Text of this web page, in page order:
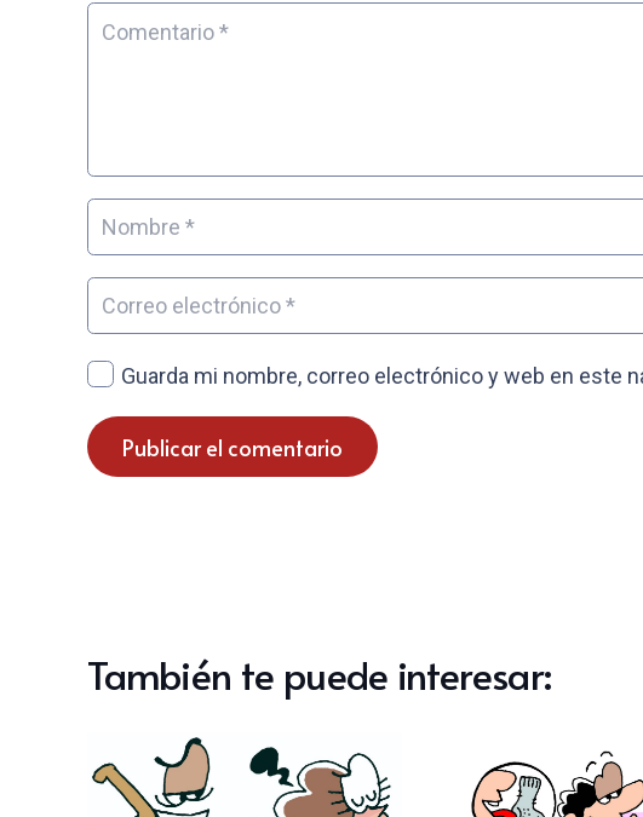
Guarda mi nombre, correo electrónico y web en este
Publicar el comentario
También te puede interesar: